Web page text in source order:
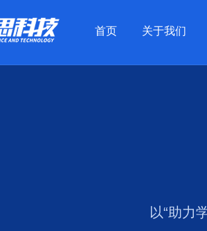
首页 关于我们
以“助力